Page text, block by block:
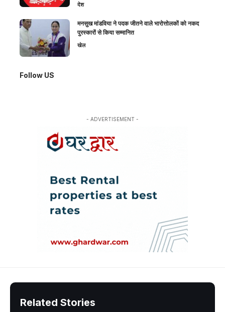
देश
मनसुख मांडविया ने पदक जीतने वाले भारोत्तोलकों को नकद
पुरस्कारों से किया सम्मानित
खेल
Follow US
- ADVERTISEMENT -
Related Stories